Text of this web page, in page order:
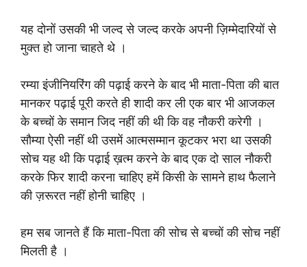
यह दोनों उसकी भी जल्द से जल्द करके अपनी ज़िम्मेदारियों से
मुक्त हो जाना चाहते थे ।
रम्या इंजीनियरिंग की पढ़ाई करने के बाद भी माता-पिता की बात
मानकर पढ़ाई पूरी करते ही शादी कर ली एक बार भी आजकल
के बच्चों के समान जिद नहीं की थी कि वह नौकरी करेगी ।
सौम्या ऐसी नहीं थी उसमें आत्मसम्मान कूटकर भरा था उसकी
सोच यह थी कि पढ़ाई ख़त्म करने के बाद एक दो साल नौकरी
करके फिर शादी करना चाहिए हमें किसी के सामने हाथ फैलाने
की ज़रूरत नहीं होनी चाहिए ।
हम सब जानते हैं कि माता-पिता की सोच से बच्चों की सोच नहीं
मिलती है ।